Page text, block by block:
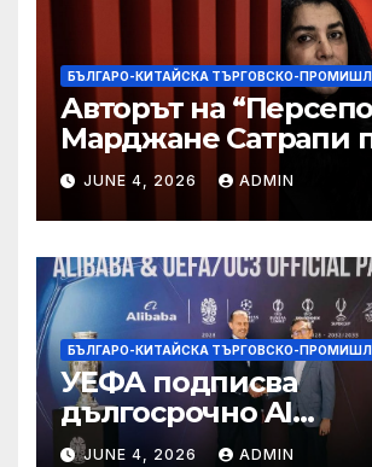
БЪЛГАРО-КИТАЙСКА ТЪРГОВСКО-
Авторът на
Марджане Сатрапи
“от тъга” на 56 години
JUNE 4, 2026 ADMIN
БЪЛГАРО-КИТАЙСКА ТЪРГОВСКО-
УЕФА подписва
дългосрочно AI
партньорство с
JUNE 4, 2026 ADMIN